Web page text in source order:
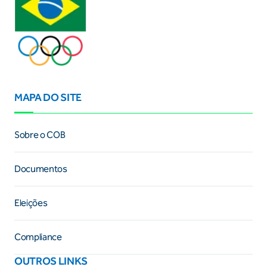
MAPA DO SITE
Sobre o COB
Documentos
Eleições
Compliance
OUTROS LINKS